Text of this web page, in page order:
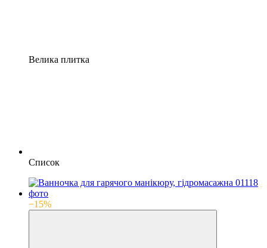
Велика плитка
Список
−15%